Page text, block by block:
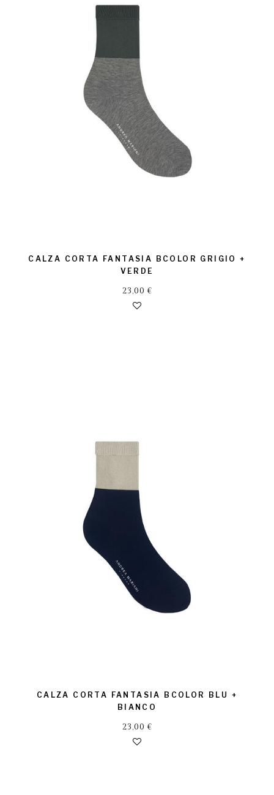
CALZA CORTA FANTASIA BCOLOR GRIGIO +
VERDE
23,00€
CALZA CORTA FANTASIA BCOLOR BLU +
BIANCO
23,00€